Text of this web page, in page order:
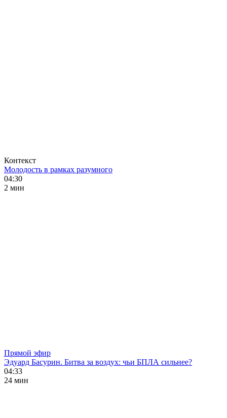
Контекст
Молодость в рамках разумного
04:30
2 мин
Прямой эфир
Эдуард Басурин. Битва за воздух: чьи БПЛА сильнее?
04:33
24 мин